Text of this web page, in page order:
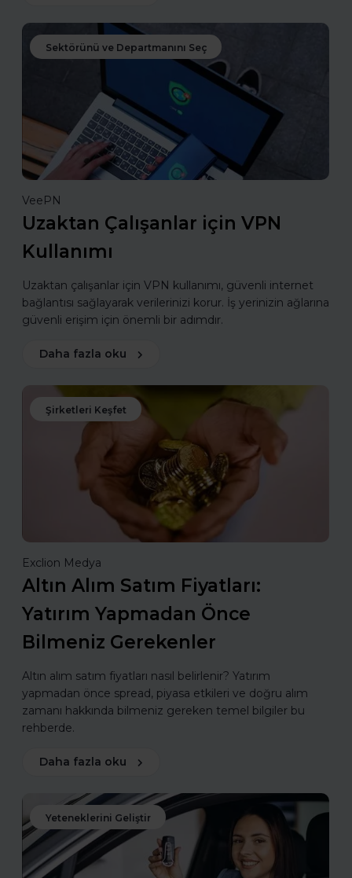
Sektörünü ve Departmanını Seç
VeePN
Uzaktan Çalışanlar için VPN
Kullanımı
Uzaktan çalışanlar için VPN kullanımı, güvenli internet
bağlantısı sağlayarak verilerinizi korur. İş yerinizin ağlarına
güvenli erişim için önemli bir adımdır.
Daha fazla oku
Şirketleri Keşfet
Exclion Medya
Altın Alım Satım Fiyatları:
Yatırım Yapmadan Önce
Bilmeniz Gerekenler
Altın alım satım fiyatları nasıl belirlenir? Yatırım
yapmadan önce spread, piyasa etkileri ve doğru alım
zamanı hakkında bilmeniz gereken temel bilgiler bu
rehberde.
Daha fazla oku
Yeteneklerini Geliştir